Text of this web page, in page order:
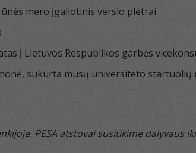
mero įgaliotinis verslo plėtrai
į Lietuvos Respublikos garbės
sukurta mūsų universiteto startuolių
PESA atstovai susitikime dalyvaus iki